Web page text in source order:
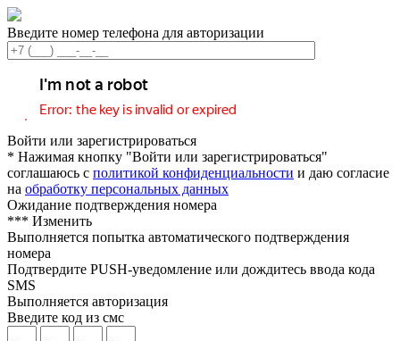
Введите номер телефона для авторизации
Войти или зарегистрироваться
* Нажимая кнопку "Войти или зарегистрироваться"
соглашаюсь с политикой конфиденциальности и даю согласие
на обработку персональных данных
Ожидание подтверждения номера
*** Изменить
Выполняется попытка автоматического подтверждения
номера
Подтвердите PUSH-уведомление или дождитесь ввода кода
SMS
Выполняется авторизация
Введите код из смс